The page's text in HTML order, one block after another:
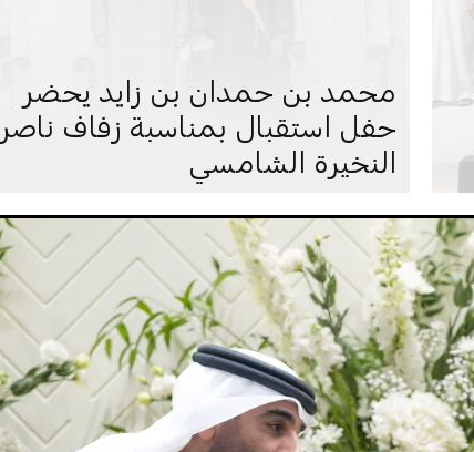
محمد بن حمدان بن زايد يحضر
حفل استقبال بمناسبة زفاف ناصر
النخيرة الشامسي